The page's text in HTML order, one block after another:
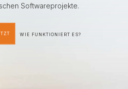
Softwareprojekte.
WIE FUNKTIONIERT ES?